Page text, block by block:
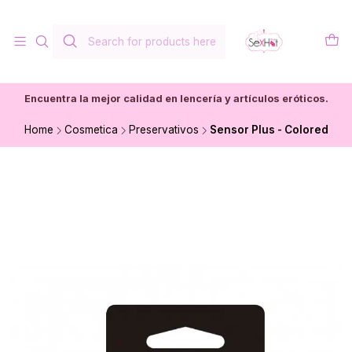
Encuentra la mejor calidad en lencería y artículos eróticos.
Home Cosmetica Preservativos Sensor Plus - Colored